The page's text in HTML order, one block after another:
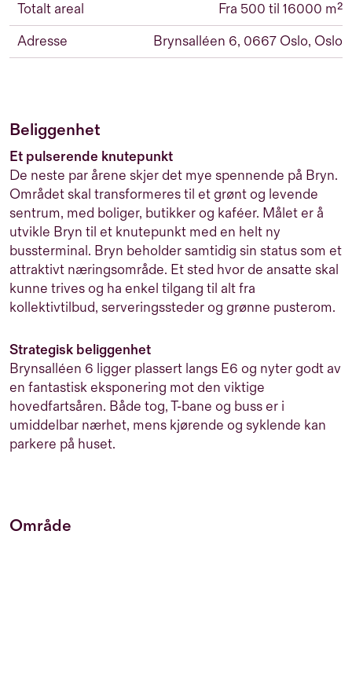
Totalt areal
Fra 500 til 16000 m²
Adresse
Brynsalléen 6, 0667 Oslo, Oslo
Beliggenhet
Et pulserende knutepunkt
De neste par årene skjer det mye spennende på Bryn.
Området skal transformeres til et grønt og levende
sentrum, med boliger, butikker og kaféer. Målet er å
utvikle Bryn til et knutepunkt med en helt ny
bussterminal. Bryn beholder samtidig sin status som et
attraktivt næringsområde. Et sted hvor de ansatte skal
kunne trives og ha enkel tilgang til alt fra
kollektivtilbud, serveringssteder og grønne pusterom.
Strategisk beliggenhet
Brynsalléen 6 ligger plassert langs E6 og nyter godt av
en fantastisk eksponering mot den viktige
hovedfartsåren. Både tog, T-bane og buss er i
umiddelbar nærhet, mens kjørende og syklende kan
parkere på huset.
Område